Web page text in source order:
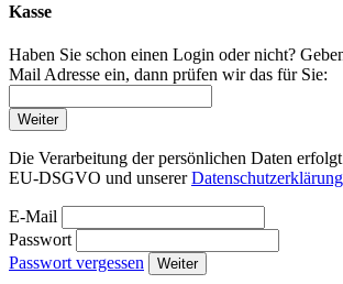
Kasse
Haben Sie schon einen Login oder nicht?
Mail Adresse ein, dann prüfen wir das für Sie:
Weiter
Die Verarbeitung der persönlichen Daten
EU-DSGVO und unserer
E-Mail
Passwort
Passwort vergessen
Weiter